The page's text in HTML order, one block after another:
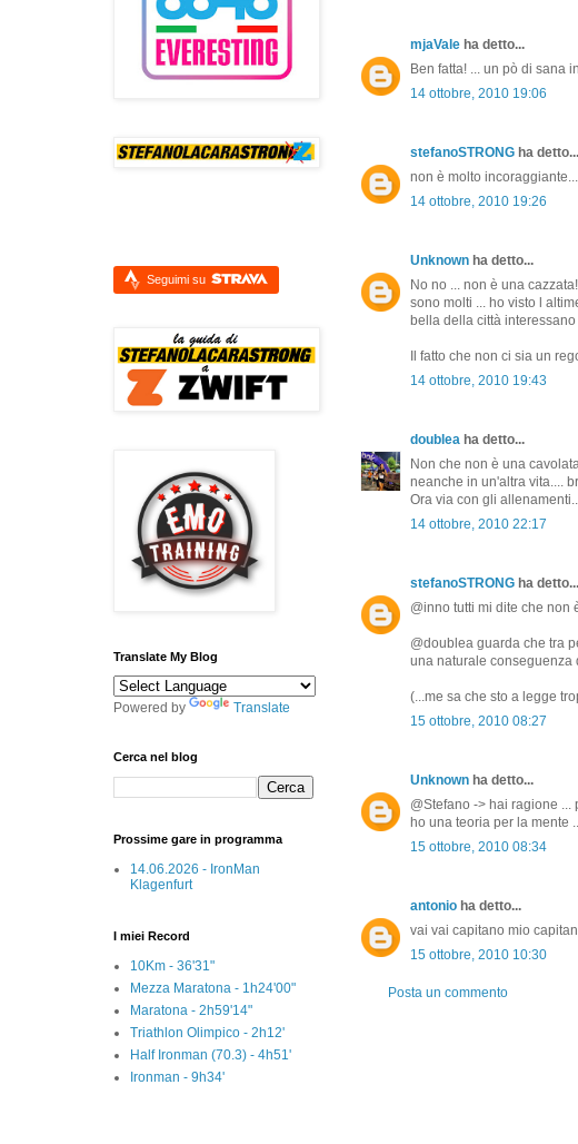
mjaVale ha detto...
Ben fatta! ... un pò di sana
14 ottobre, 2010 19:06
stefanoSTRONG ha detto...
non è molto
14 ottobre, 2010 19:26
Unknown ha detto...
No no ... non è una
sono molti ... ho visto l
bella della città
Il fatto che non ci sia un
14 ottobre, 2010 19:43
doublea ha detto...
Non che non è una
neanche in un'altra vita....
Ora via con gli
14 ottobre, 2010 22:17
stefanoSTRONG ha detto...
@inno tutti mi dite che non
@doublea guarda che tra
una naturale conseguenza
(...me sa che sto a legge
15 ottobre, 2010 08:27
Unknown ha detto...
@Stefano -> hai ragione
ho una teoria per la mente
15 ottobre, 2010 08:34
antonio ha detto...
vai vai capitano mio
15 ottobre, 2010 10:30
Posta un commento
Seguimi su
Translate My Blog
Powered by Translate
Cerca nel blog
Prossime gare in programma
14.06.2026 - IronMan
Klagenfurt
I miei Record
10Km - 36'31"
Mezza Maratona - 1h24'00"
Maratona - 2h59'14"
Triathlon Olimpico - 2h12'
Half Ironman (70.3) - 4h51'
Ironman - 9h34'